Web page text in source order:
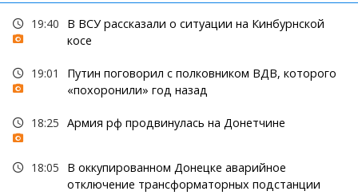
19:40
В ВСУ рассказали о ситуации на Кинбурнской
косе
19:01
Путин поговорил с полковником ВДВ, которого
«похоронили» год назад
18:25 Армия рф продвинулась на Донетчине
18:05
В оккупированном Донецке аварийное
отключение трансформаторных подстанции